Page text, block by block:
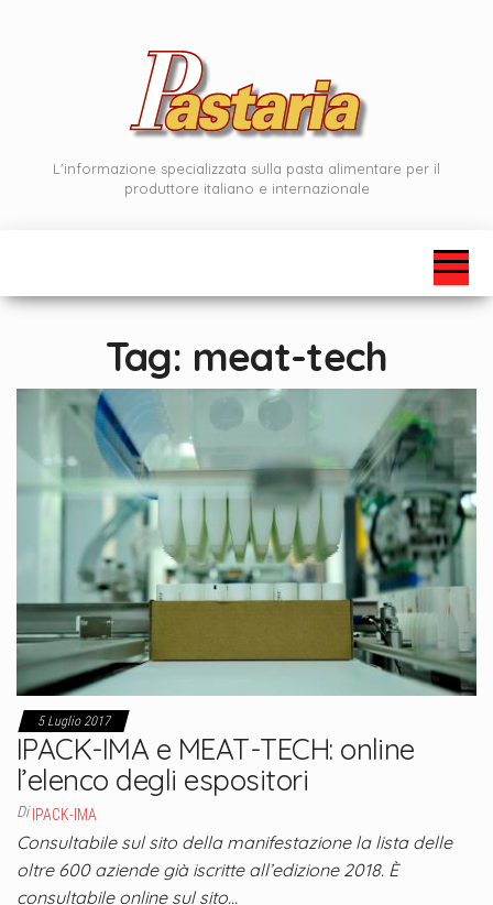
L'informazione specializzata sulla pasta alimentare per il
produttore italiano e internazionale
Tag: meat-tech
5 Luglio 2017
IPACK-IMA e MEAT-TECH: online
l’elenco degli espositori
Di IPACK-IMA
Consultabile sul sito della manifestazione la lista delle
oltre 600 aziende già iscritte all’edizione 2018. È
consultabile online sul sito…